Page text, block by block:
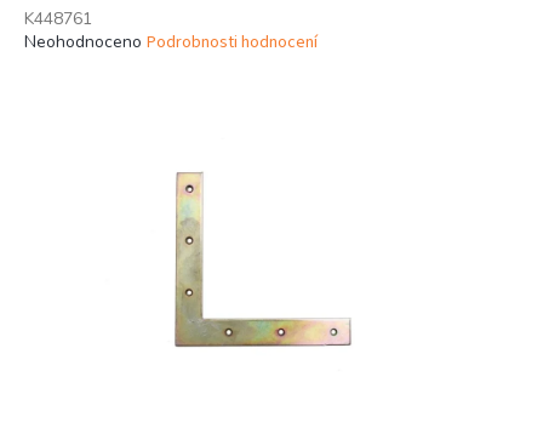
K448761
Průměrné
Neohodnoceno Podrobnosti hodnocení